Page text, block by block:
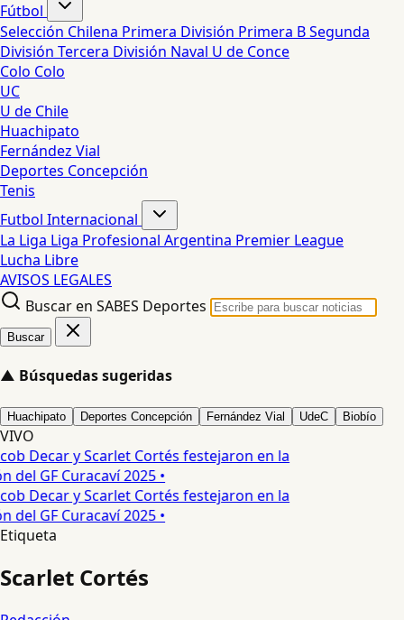
Fútbol
Selección Chilena Primera División Primera BSegunda
División Tercera División Naval U de Conce
Colo Colo
UC
U de Chile
Huachipato
Fernández Vial
Deportes Concepción
Tenis
Futbol Internacional
La Liga Liga Profesional Argentina Premier League
Lucha Libre
AVISOS LEGALES
Buscar en SABES Deportes
Buscar
▲ Búsquedas sugeridas
Huachipato Deportes Concepción Fernández Vial UdeC Biobío
VIVO
Decar y Scarlet Cortés festejaron en la
del GF Curacaví 2025 •
Decar y Scarlet Cortés festejaron en la
del GF Curacaví 2025 •
Etiqueta
Scarlet Cortés